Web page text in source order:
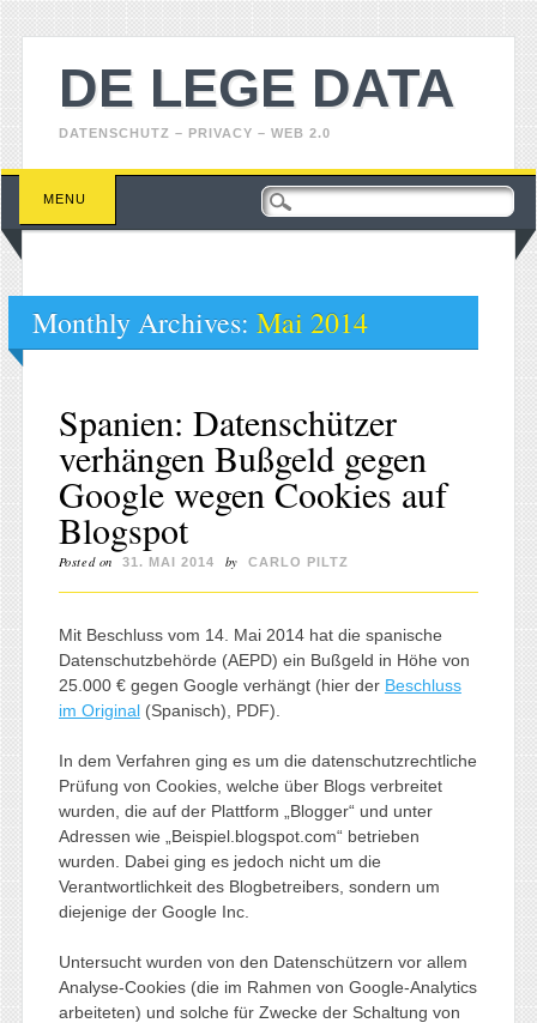
DE LEGE DATA
DATENSCHUTZ – PRIVACY – WEB 2.0
Main menu
Skip
content
MENU
Monthly Archives: Mai 2014
Spanien: Datenschützer
verhängen Bußgeld gegen
Google wegen Cookies auf
Blogspot
Posted on 31. MAI 2014 by CARLO PILTZ
Mit Beschluss vom 14. Mai 2014 hat die spanische
Datenschutzbehörde (AEPD) ein Bußgeld in Höhe von
25.000 € gegen Google verhängt (hier der Beschluss
im Original(Spanisch), PDF).
In dem Verfahren ging es um die datenschutzrechtliche
Prüfung von Cookies, welche über Blogs verbreitet
wurden, die auf der Plattform „Blogger“ und unter
Adressen wie „Beispiel.blogspot.com“ betrieben
wurden. Dabei ging es jedoch nicht um die
Verantwortlichkeit des Blogbetreibers, sondern um
diejenige der Google Inc.
Untersucht wurden von den Datenschützern vor allem
Analyse-Cookies (die im Rahmen von Google-Analytics
arbeiteten) und solche für Zwecke der Schaltung von